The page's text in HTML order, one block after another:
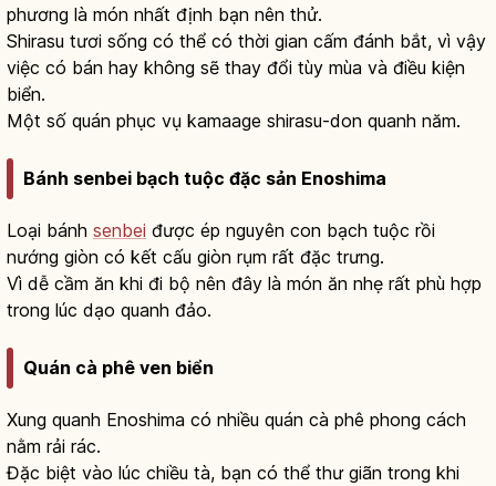
phương là món nhất định bạn nên thử.
Shirasu tươi sống có thể có thời gian cấm đánh bắt, vì vậy
việc có bán hay không sẽ thay đổi tùy mùa và điều kiện
biển.
Một số quán phục vụ kamaage shirasu-don quanh năm.
Bánh senbei bạch tuộc đặc sản Enoshima
Loại bánh senbei được ép nguyên con bạch tuộc rồi
nướng giòn có kết cấu giòn rụm rất đặc trưng.
Vì dễ cầm ăn khi đi bộ nên đây là món ăn nhẹ rất phù hợp
trong lúc dạo quanh đảo.
Quán cà phê ven biển
Xung quanh Enoshima có nhiều quán cà phê phong cách
nằm rải rác.
Đặc biệt vào lúc chiều tà, bạn có thể thư giãn trong khi